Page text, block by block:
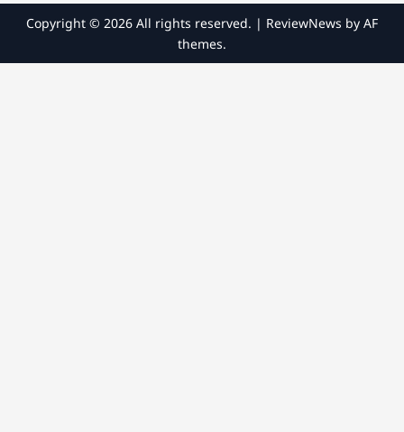
Copyright © 2026 All rights reserved. | ReviewNews by AF
themes.